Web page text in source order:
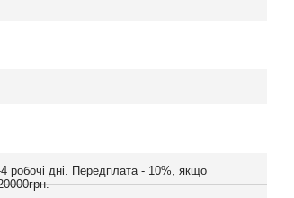
робочі дні. Передплата - 10%, якщо